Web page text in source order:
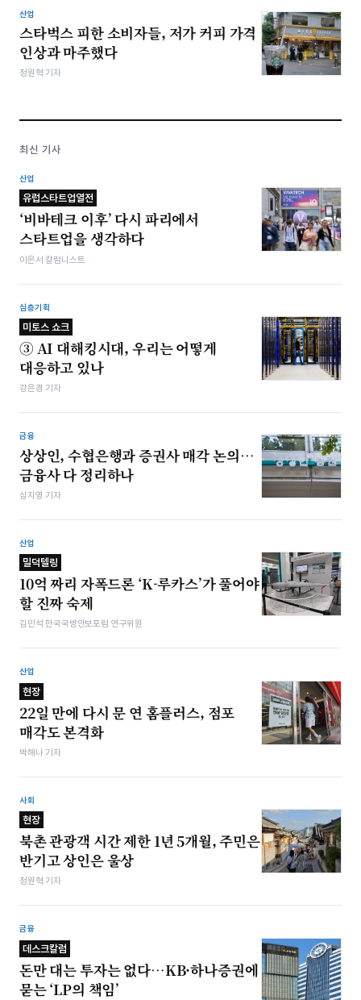
산업
스타벅스 피한 소비자들, 저가 커피 가격
인상과 마주했다
정원혁 기자
최신 기사
산업
유럽스타트업열전
‘비바테크 이후’ 다시 파리에서
스타트업을 생각하다
이은서 칼럼니스트
심층기획
미토스 쇼크
③ AI 대해킹시대, 우리는 어떻게
대응하고 있나
강은경 기자
금융
상상인, 수협은행과 증권사 매각 논의…
금융사 다 정리하나
심지영 기자
산업
밀덕텔링
10억 짜리 자폭드론 ‘K-루카스’가 풀어야
할 진짜 숙제
김민석 한국국방안보포럼 연구위원
산업
현장
22일 만에 다시 문 연 홈플러스, 점포
매각도 본격화
박해나 기자
사회
현장
북촌 관광객 시간 제한 1년 5개월, 주민은
반기고 상인은 울상
정원혁 기자
금융
데스크칼럼
돈만 대는 투자는 없다…KB·하나증권에
묻는 ‘LP의 책임’